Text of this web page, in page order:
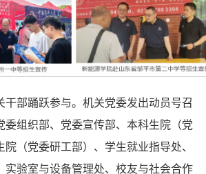
干部踊跃参与。机关党委发出动员号召
委组织部、党委宣传部、本科生院（党
（党委研工部）、学生就业指导处、
实验室与设备管理处、校友与社会合作